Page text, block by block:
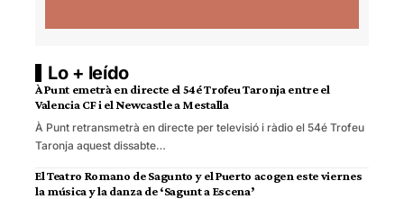
Lo + leído
À Punt emetrà en directe el 54é Trofeu Taronja entre el
Valencia CF i el Newcastle a Mestalla
À Punt retransmetrà en directe per televisió i ràdio el 54é Trofeu
Taronja aquest dissabte…
El Teatro Romano de Sagunto y el Puerto acogen este viernes
la música y la danza de ‘Sagunt a Escena’